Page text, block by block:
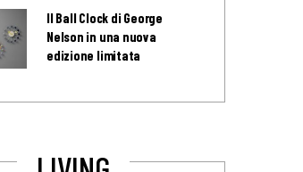
Il Ball Clock di George
Nelson in una nuova
edizione limitata